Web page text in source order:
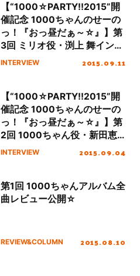
【“1000☆PARTY!!2015”開
催記念 1000ちゃんのせーの
っ！『おっ昼だぁ～☆』】第
3回 ミリオ役・渕上 舞インタ
ビュー
INTERVIEW 2015.09.11
【“1000☆PARTY!!2015”開
催記念 1000ちゃんのせーの
っ！『おっ昼だぁ～☆』】第
2回 1000ちゃん役・新田恵
海インタビュー
INTERVIEW 2015.09.04
第1回 1000ちゃんアルバム全
曲レビュー公開☆
REVIEW&COLUMN 2015.08.10